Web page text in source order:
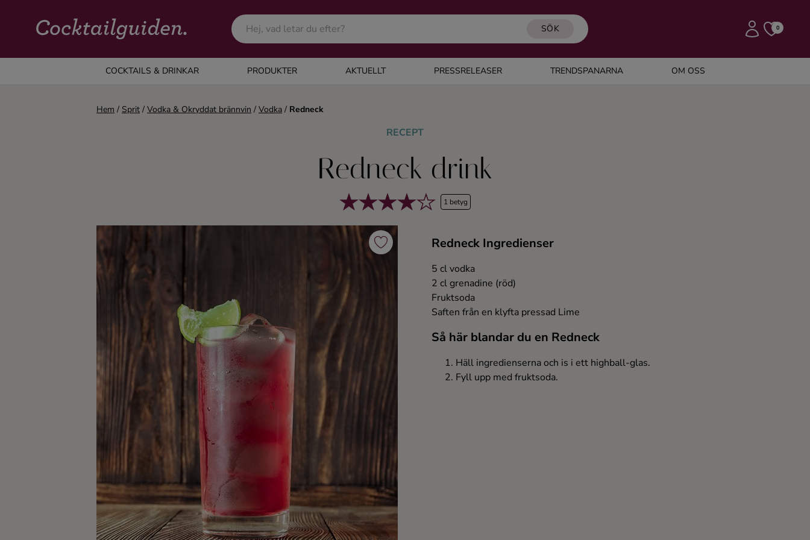
SÖK 0
COCKTAILS & DRINKAR PRODUKTER AKTUELLT PRESSRELEASER TRENDSPANARNA OM OSS
COCKTAILS & DRINKAR
Alla cocktails & drinkar
Hem / Sprit / Vodka & Okryddat brännvin / Vodka / Redneck
RECEPT
Redneck drink
1 betyg
Redneck Ingredienser
5 cl vodka
2 cl grenadine (röd)
Fruktsoda
Saften från en klyfta pressad Lime
Så här blandar du en Redneck
Häll ingredienserna och is i ett highball-glas.
Fyll upp med fruktsoda.